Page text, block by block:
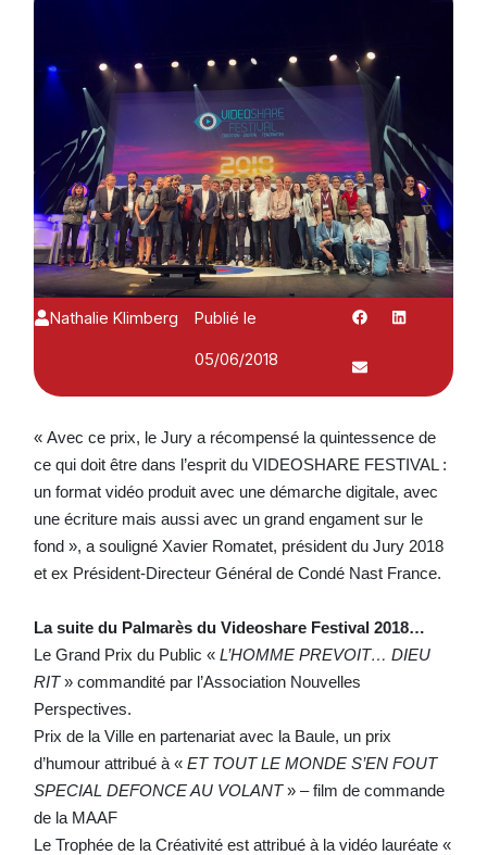
Nathalie Klimberg
Publié le
05/06/2018
« Avec ce prix, le Jury a récompensé la quintessence de
ce qui doit être dans l’esprit du VIDEOSHARE FESTIVAL :
un format vidéo produit avec une démarche digitale, avec
une écriture mais aussi avec un grand engament sur le
fond », a souligné Xavier Romatet, président du Jury 2018
et ex Président-Directeur Général de Condé Nast France.
La suite du Palmarès du Videoshare Festival 2018…
Le Grand Prix du Public « L’HOMME PREVOIT… DIEU
RIT» commandité par l’Association Nouvelles
Perspectives.
Prix de la Ville en partenariat avec la Baule, un prix
d’humour attribué à « ET TOUT LE MONDE S’EN FOUT
SPECIAL DEFONCE AU VOLANT» – film de commande
de la MAAF
Le Trophée de la Créativité est attribué à la vidéo lauréate «